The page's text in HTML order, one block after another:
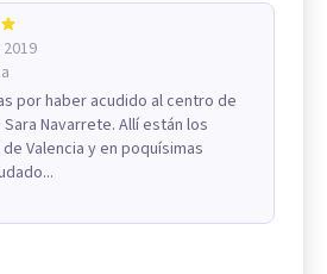
por haber acudido al centro de
Navarrete. Allí están los
Valencia y en poquísimas